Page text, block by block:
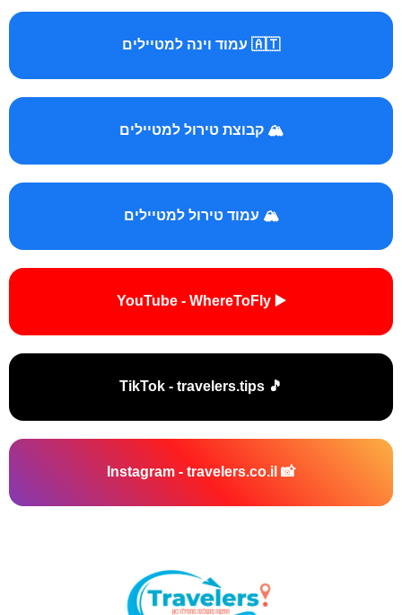
🇦🇹 עמוד וינה למטיילים
🏔️ קבוצת טירול למטיילים
🏔️ עמוד טירול למטיילים
▶️ YouTube - WhereToFly
🎵 TikTok - travelers.tips
📸 Instagram - travelers.co.il